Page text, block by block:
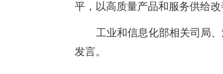
平，以高质量产品和服务供给
工业和信息化部相关司局
发言。